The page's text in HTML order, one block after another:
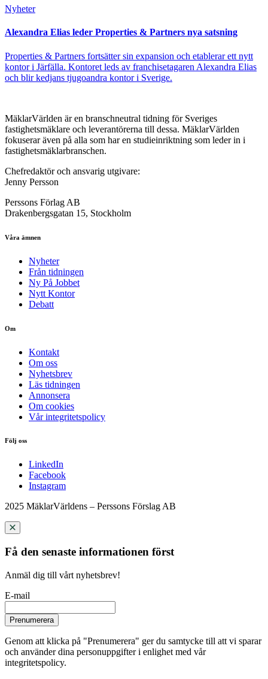
Nyheter
Alexandra Elias leder Properties & Partners nya satsning
Properties & Partners fortsätter sin expansion och etablerar ett nytt
kontor i Järfälla. Kontoret leds av franchisetagaren Alexandra Elias
och blir kedjans tjugoandra kontor i Sverige.
MäklarVärlden är en branschneutral tidning för Sveriges
fastighetsmäklare och leverantörerna till dessa. MäklarVärlden
fokuserar även på alla som har en studieinriktning som leder in i
fastighetsmäklarbranschen.
Chefredaktör och ansvarig utgivare:
Jenny Persson
Perssons Förlag AB
Drakenbergsgatan 15, Stockholm
Våra ämnen
Nyheter
Från tidningen
Ny På Jobbet
Nytt Kontor
Debatt
Om
Kontakt
Om oss
Nyhetsbrev
Läs tidningen
Annonsera
Om cookies
Vår integritetspolicy
Följ oss
LinkedIn
Facebook
Instagram
2025 MäklarVärldens – Perssons Förslag AB
Få den senaste informationen först
Anmäl dig till vårt nyhetsbrev!
E-mail
Prenumerera
Genom att klicka på "Prenumerera" ger du samtycke till att vi sparar
och använder dina personuppgifter i enlighet med vår
integritetspolicy.